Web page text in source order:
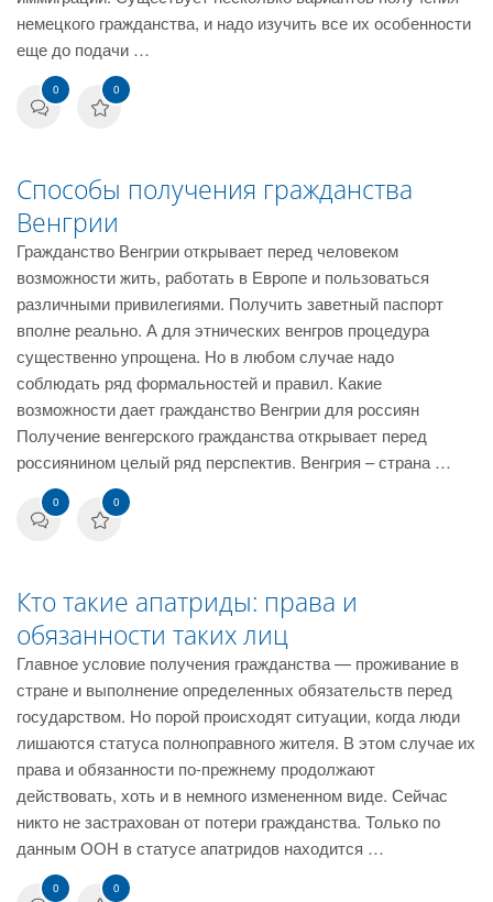
немецкого гражданства, и надо изучить все их особенности
еще до подачи …
0 0
Способы получения гражданства
Венгрии
Гражданство Венгрии открывает перед человеком
возможности жить, работать в Европе и пользоваться
различными привилегиями. Получить заветный паспорт
вполне реально. А для этнических венгров процедура
существенно упрощена. Но в любом случае надо
соблюдать ряд формальностей и правил. Какие
возможности дает гражданство Венгрии для россиян
Получение венгерского гражданства открывает перед
россиянином целый ряд перспектив. Венгрия – страна …
0 0
Кто такие апатриды: права и
обязанности таких лиц
Главное условие получения гражданства — проживание в
стране и выполнение определенных обязательств перед
государством. Но порой происходят ситуации, когда люди
лишаются статуса полноправного жителя. В этом случае их
права и обязанности по-прежнему продолжают
действовать, хоть и в немного измененном виде. Сейчас
никто не застрахован от потери гражданства. Только по
данным ООН в статусе апатридов находится …
0 0